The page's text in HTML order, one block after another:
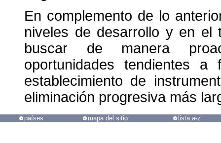
En complemento de lo
niveles de desarrollo y en el
buscar de manera
oportunidades tendientes
establecimiento de
eliminación progresiva más
países mapa del sitio lista a-z